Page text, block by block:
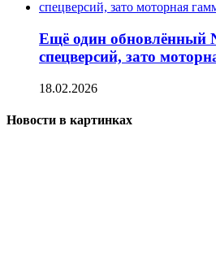
Ещё один обновлённый
спецверсий, зато
18.02.2026
Новости в картинках